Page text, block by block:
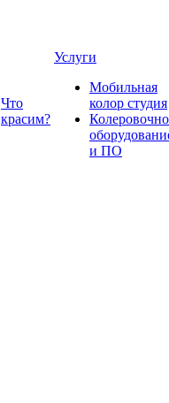
Что
красим?
Услуги
Мобильная
колор студия
и ПО